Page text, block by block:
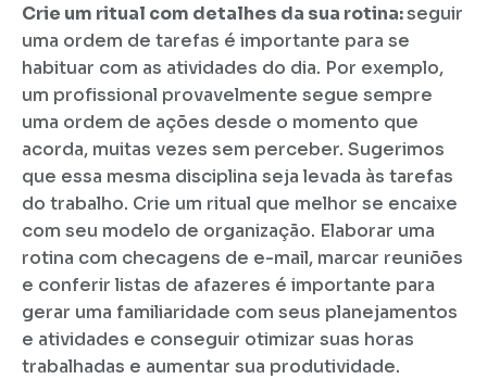
Crie um ritual com detalhes da sua rotina:seguir
uma ordem de tarefas é importante para se
habituar com as atividades do dia. Por exemplo,
um profissional provavelmente segue sempre
uma ordem de ações desde o momento que
acorda, muitas vezes sem perceber. Sugerimos
que essa mesma disciplina seja levada às tarefas
do trabalho. Crie um ritual que melhor se encaixe
com seu modelo de organização. Elaborar uma
rotina com checagens de e-mail, marcar reuniões
e conferir listas de afazeres é importante para
gerar uma familiaridade com seus planejamentos
e atividades e conseguir otimizar suas horas
trabalhadas e aumentar sua produtividade.